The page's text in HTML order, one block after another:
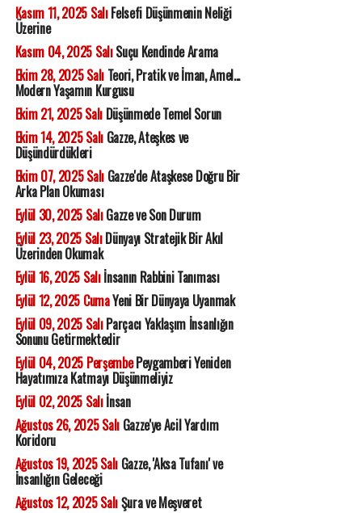
Kasım 11, 2025 SalıFelsefi Düşünmenin Neliği
Üzerine
Kasım 04, 2025 SalıSuçu Kendinde Arama
Ekim 28, 2025 SalıTeori, Pratik ve İman, Amel...
Modern Yaşamın Kurgusu
Ekim 21, 2025 SalıDüşünmede Temel Sorun
Ekim 14, 2025 SalıGazze, Ateşkes ve
Düşündürdükleri
Ekim 07, 2025 SalıGazze'de Ataşkese Doğru Bir
Arka Plan Okuması
Eylül 30, 2025 SalıGazze ve Son Durum
Eylül 23, 2025 SalıDünyayı Stratejik Bir Akıl
Üzerinden Okumak
Eylül 16, 2025 Salıİnsanın Rabbini Tanıması
Eylül 12, 2025 CumaYeni Bir Dünyaya Uyanmak
Eylül 09, 2025 SalıParçacı Yaklaşım İnsanlığın
Sonunu Getirmektedir
Eylül 04, 2025 PerşembePeygamberi Yeniden
Hayatımıza Katmayı Düşünmeliyiz
Eylül 02, 2025 Salıİnsan
Ağustos 26, 2025 SalıGazze'ye Acil Yardım
Koridoru
Ağustos 19, 2025 SalıGazze, 'Aksa Tufanı' ve
İnsanlığın Geleceği
Ağustos 12, 2025 SalıŞura ve Meşveret